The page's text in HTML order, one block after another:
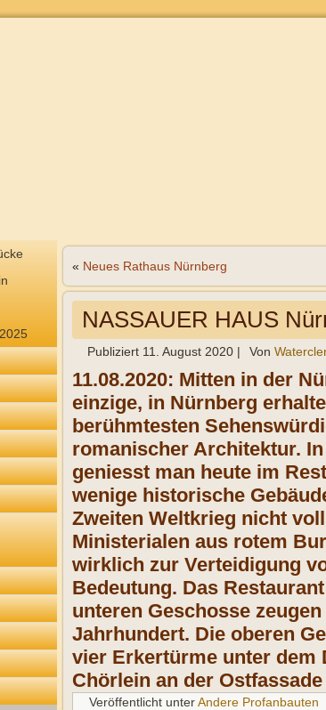
« Neues Rathaus Nürnberg
NASSAUER HAUS
Publiziert 11. August 2020 | Von
11.08.2020: Mitten in der
einzige, in Nürnberg
berühmtesten
romanischer Architektur.
geniesst man heute im
wenige historische
Zweiten Weltkrieg nicht
Ministerialen aus rotem
wirklich zur Verteidigung
Bedeutung. Das
unteren Geschosse
Jahrhundert. Die oberen
vier Erkertürme unter dem
Chörlein an der
Veröffentlicht unterAndere Profanbauten